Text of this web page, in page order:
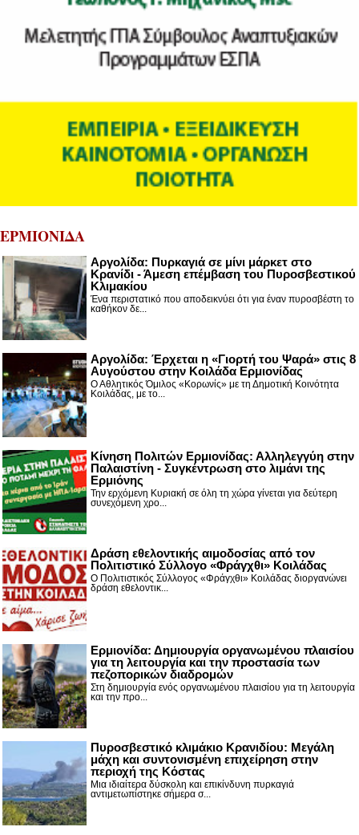
ΕΡΜΙΟΝΙΔΑ
Αργολίδα: Πυρκαγιά σε μίνι μάρκετ στο
Κρανίδι - Άμεση επέμβαση του Πυροσβεστικού
Κλιμακίου
Ένα περιστατικό που αποδεικνύει ότι για έναν πυροσβέστη το
καθήκον δε...
Αργολίδα: Έρχεται η «Γιορτή του Ψαρά» στις 8
Αυγούστου στην Κοιλάδα Ερμιονίδας
Ο Αθλητικός Όμιλος «Κορωνίς» με τη Δημοτική Κοινότητα
Κοιλάδας, με το...
Κίνηση Πολιτών Ερμιονίδας: Αλληλεγγύη στην
Παλαιστίνη - Συγκέντρωση στο λιμάνι της
Ερμιόνης
Την ερχόμενη Κυριακή σε όλη τη χώρα γίνεται για δεύτερη
συνεχόμενη χρο...
Δράση εθελοντικής αιμοδοσίας από τον
Πολιτιστικό Σύλλογο «Φράγχθι» Κοιλάδας
Ο Πολιτιστικός Σύλλογος «Φράγχθι» Κοιλάδας διοργανώνει
δράση εθελοντικ...
Ερμιονίδα: Δημιουργία οργανωμένου πλαισίου
για τη λειτουργία και την προστασία των
πεζοπορικών διαδρομών
Στη δημιουργία ενός οργανωμένου πλαισίου για τη λειτουργία
και την προ...
Πυροσβεστικό κλιμάκιο Κρανιδίου: Μεγάλη
μάχη και συντονισμένη επιχείρηση στην
περιοχή της Κόστας
Μια ιδιαίτερα δύσκολη και επικίνδυνη πυρκαγιά
αντιμετωπίστηκε σήμερα σ...